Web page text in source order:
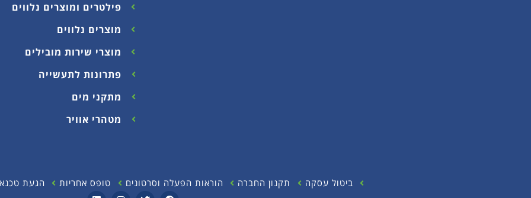
פילטרים ומוצרים נלווים
מוצרים נלווים
מוצרי שירות מובילים
פתרונות לתעשייה
מתקני מים
מטהרי אוויר
ביטול עסקה תקנון החברה הוראות הפעלה וסרטונים טופס אחריות הגעת